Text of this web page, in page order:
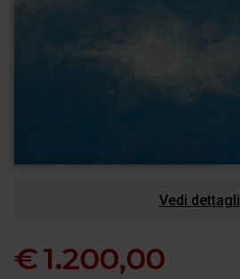
Vedi dettagli
€1.200,00